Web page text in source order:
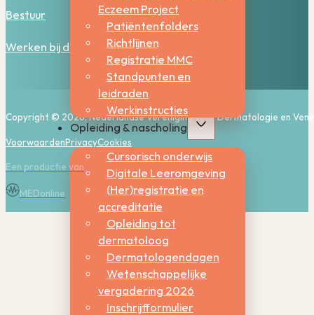
Eczeem Project
Patiëntenfolders
Richtlijnen
Registratie MMC
Standpunten en
leidraden
Werkinstructies
Opleiding & nascholing
Cursorisch onderwijs
Digitale Leeromgeving
(Her)registratie en
accreditatie
Opleiding tot
dermatoloog
Dermatologendagen
Wetenschappelijke
vergadering 2026
Inschrijfformulier
Bestuur
Werken bij de NVDV
Copyright © 2026, Nederlandse Vereniging voor Dermatologie en
VoorwaardenPrivacyCookies
Een productie van
MEDonline